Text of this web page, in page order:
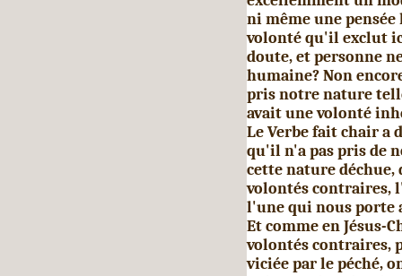
ni même une
volonté qu'il exclut
doute, et personne
humaine? Non
pris notre nature
avait une volonté
Le Verbe fait chair a
qu'il n'a pas pris de
cette nature déchue,
volontés contraires,
l'une qui nous porte
Et comme en Jésus-
volontés con­traires,
viciée par le péché,